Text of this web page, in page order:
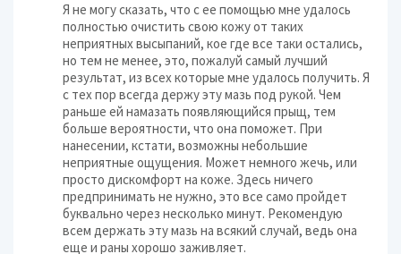
Я не могу сказать, что с ее помощью мне удалось
полностью очистить свою кожу от таких
неприятных высыпаний, кое где все таки остались,
но тем не менее, это, пожалуй самый лучший
результат, из всех которые мне удалось получить. Я
с тех пор всегда держу эту мазь под рукой. Чем
раньше ей намазать появляющийся прыщ, тем
больше вероятности, что она поможет. При
нанесении, кстати, возможны небольшие
неприятные ощущения. Может немного жечь, или
просто дискомфорт на коже. Здесь ничего
предпринимать не нужно, это все само пройдет
буквально через несколько минут. Рекомендую
всем держать эту мазь на всякий случай, ведь она
еще и раны хорошо заживляет.